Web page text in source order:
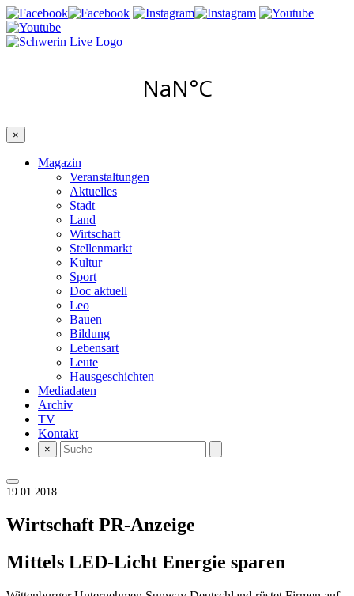
×
Magazin
Veranstaltungen
Aktuelles
Stadt
Land
Wirtschaft
Stellenmarkt
Kultur
Sport
Doc aktuell
Leo
Bauen
Bildung
Lebensart
Leute
Hausgeschichten
Mediadaten
Archiv
TV
Kontakt
×
19.01.2018
Wirtschaft PR-Anzeige
Mittels LED-Licht Energie sparen